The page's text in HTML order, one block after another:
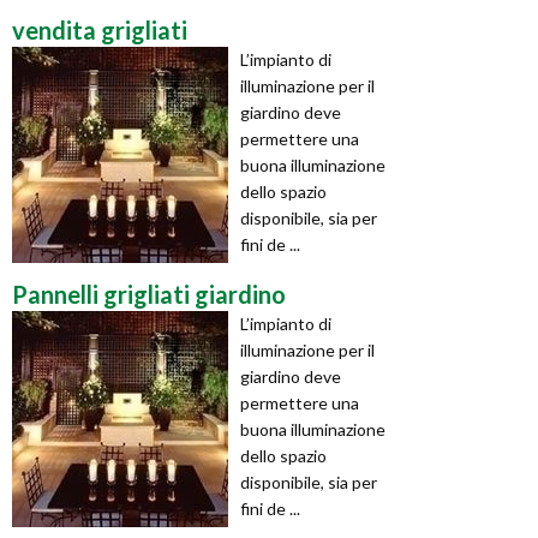
vendita grigliati
L’impianto di
illuminazione per il
giardino deve
permettere una
buona illuminazione
dello spazio
disponibile, sia per
fini de ...
Pannelli grigliati giardino
L’impianto di
illuminazione per il
giardino deve
permettere una
buona illuminazione
dello spazio
disponibile, sia per
fini de ...